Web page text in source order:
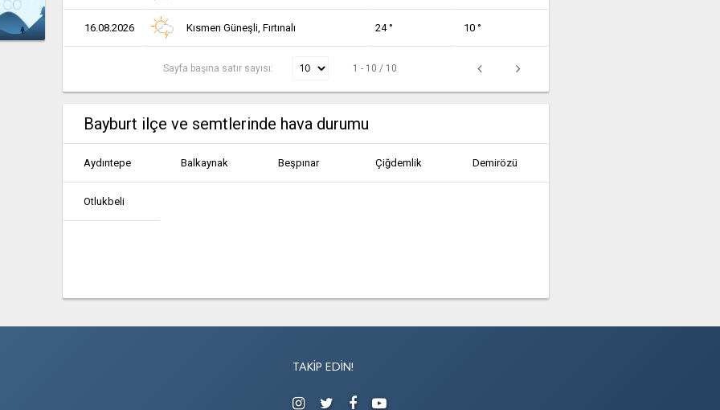
16.08.2026 Kısmen Güneşli, Fırtınalı 24 ° 10 °
Sayfa başına satır sayısı: 1 - 10 / 10
Bayburt ilçe ve semtlerinde hava durumu
Aydıntepe Balkaynak Beşpınar Çiğdemlik Demirözü
Otlukbeli
TAKIP EDIN!